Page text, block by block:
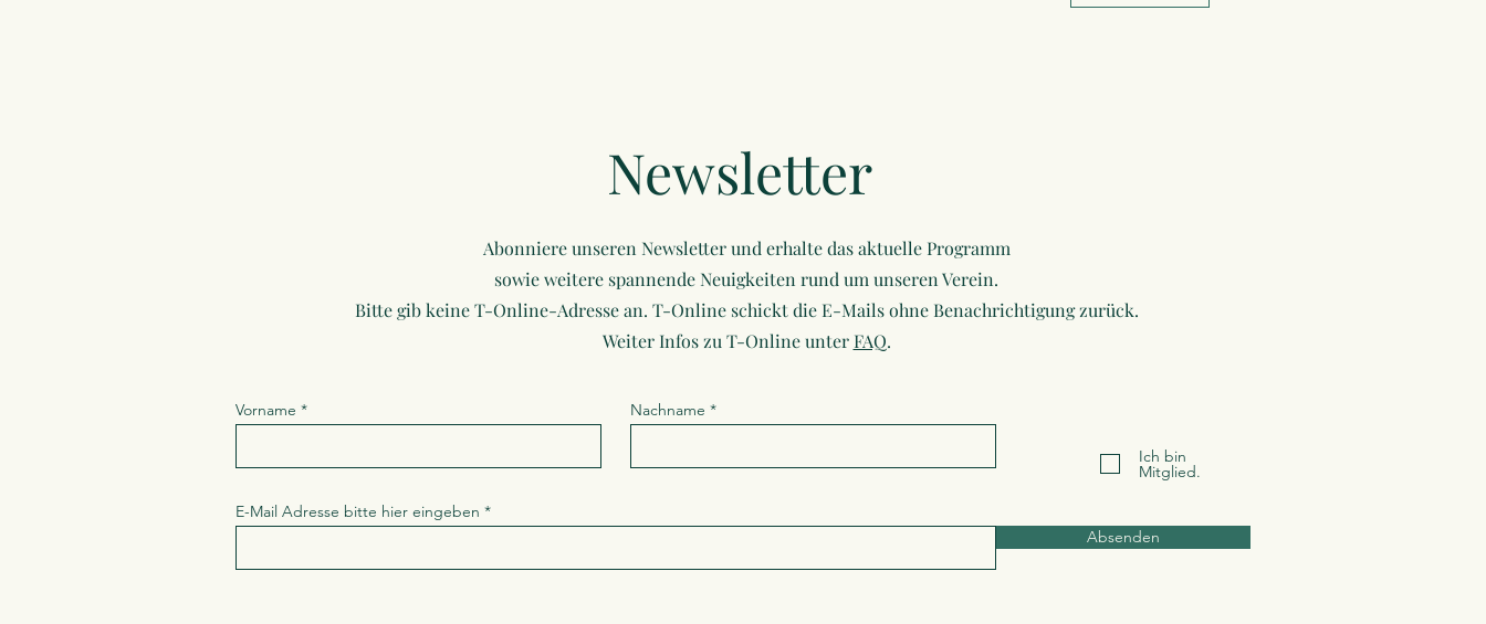
Newsletter
Abonniere unseren Newsletter und erhalte das aktuelle Programm
sowie weitere spannende Neuigkeiten rund um unseren Verein.
Bitte gib keine T-Online-Adresse an. T-Online schickt die E-Mails ohne Benachrichtigung zurück.
Weiter Infos zu T-Online unterFAQ.
Vorname Nachname
E-Mail Adresse bitte hier eingeben
Ich bin
Mitglied.
Absenden